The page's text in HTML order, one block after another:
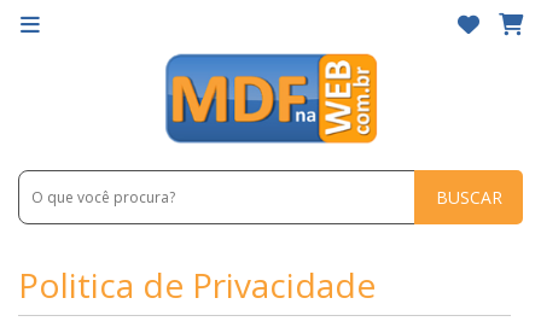
BUSCAR
Politica de Privacidade